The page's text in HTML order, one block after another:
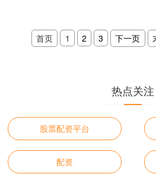
首页 1 2 3 下一页
热点关注
股票配资平台
配资